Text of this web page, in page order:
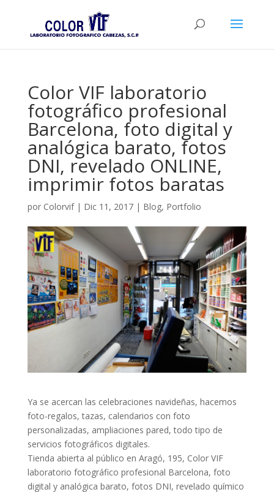
Color VIF laboratorio
fotográfico profesional
Barcelona, foto digital y
analógica barato, fotos
DNI, revelado ONLINE,
imprimir fotos baratas
por Colorvif| Dic 11, 2017| Blog, Portfolio
Ya se acercan las celebraciones navideñas, hacemos
foto-regalos, tazas, calendarios con foto
personalizadas, ampliaciones pared, todo tipo de
servicios fotográficos digitales.
Tienda abierta al público en Aragó, 195, Color VIF
laboratorio fotográfico profesional Barcelona, foto
digital y analógica barato, fotos DNI, revelado químico